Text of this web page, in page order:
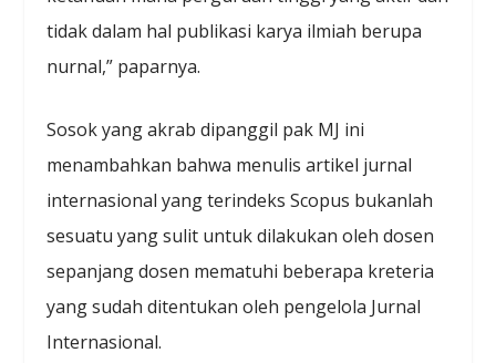
tidak dalam hal publikasi karya ilmiah berupa
nurnal,” paparnya.
Sosok yang akrab dipanggil pak MJ ini
menambahkan bahwa menulis artikel jurnal
internasional yang terindeks Scopus bukanlah
sesuatu yang sulit untuk dilakukan oleh dosen
sepanjang dosen mematuhi beberapa kreteria
yang sudah ditentukan oleh pengelola Jurnal
Internasional.